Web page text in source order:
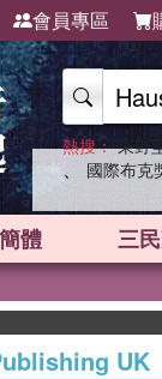
會員專區
熱搜： 東野
、 國際布克
簡體 三
UK